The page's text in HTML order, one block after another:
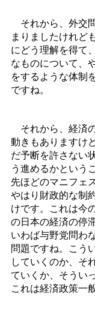
それから、外交
まりましたけれど
にどう理解を得て
なものについて、
をするような体制
ですね。
それから、経済
動きもありますけ
だ予断を許さない
う進めるかという
先ほどのマニフェ
やはり財政的な制
けです。これは今
の日本の経済の停
いわば与野党問わ
問題ですね。こう
していくのか、そ
ていくか、そうい
これは経済政策一